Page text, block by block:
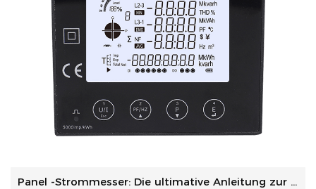
Panel -Strommesser: Die ultimative Anleitung zur Energieüb...